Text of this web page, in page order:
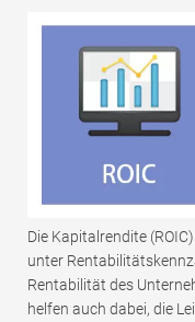
Die Kapitalrendite
unter
Rentabilität des
helfen auch dabei, die